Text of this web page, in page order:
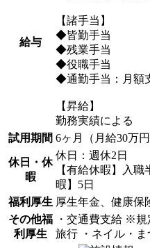
給与
【諸手当】
◆皆勤手当
◆残業手当
◆役職手当
◆通勤手当：月額
【昇給】
勤務実績による
試用期間 6ヶ月（月給30万
休日・休
暇
休日：週休2日
【有給休暇】入
暇】5日
福利厚生 厚生年金、健康保
その他福
利厚生
・交通費支給 ※
旅行 ・ネイル・